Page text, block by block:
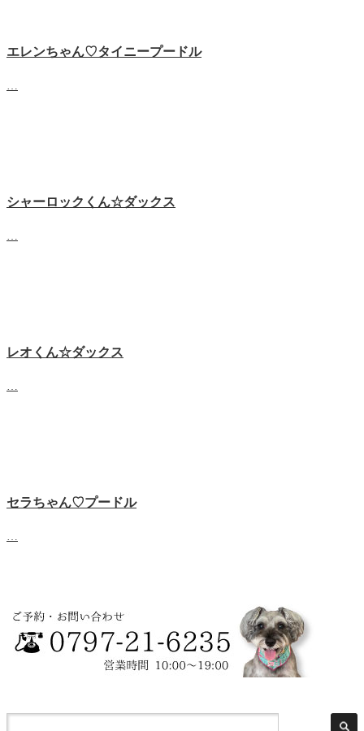
エレンちゃん♡タイニープードル
シャーロックくん☆ダックス
レオくん☆ダックス
セラちゃん♡プードル